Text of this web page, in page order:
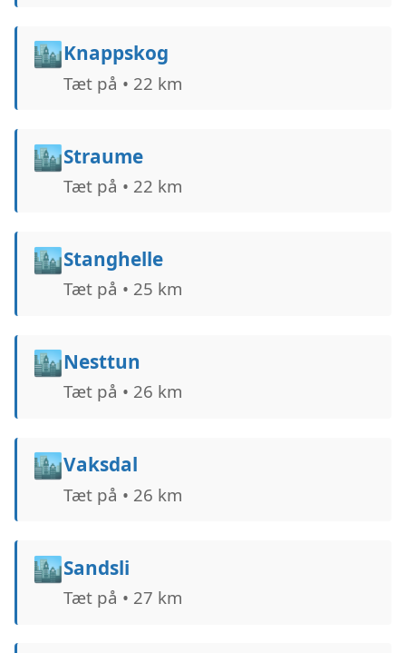
🏙️Knappskog
Tæt på • 22 km
🏙️Straume
Tæt på • 22 km
🏙️Stanghelle
Tæt på • 25 km
🏙️Nesttun
Tæt på • 26 km
🏙️Vaksdal
Tæt på • 26 km
🏙️Sandsli
Tæt på • 27 km